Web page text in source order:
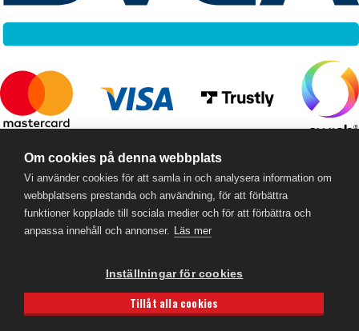
- © 2026
559357-5706
Powered byGital
Om cookies på denna webbplats
Vi använder cookies för att samla in och analysera information om
webbplatsens prestanda och användning, för att förbättra
funktioner kopplade till sociala medier och för att förbättra och
anpassa innehåll och annonser. Läs mer
Inställningar för cookies
Tillåt alla cookies